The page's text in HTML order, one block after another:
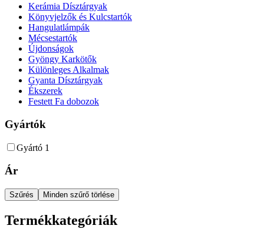
Kerámia Dísztárgyak
Könyvjelzők és Kulcstartók
Hangulatlámpák
Mécsestartók
Újdonságok
Gyöngy Karkötők
Különleges Alkalmak
Gyanta Dísztárgyak
Ékszerek
Festett Fa dobozok
Gyártók
Gyártó 1
Ár
Szűrés Minden szűrő törlése
Termékkategóriák